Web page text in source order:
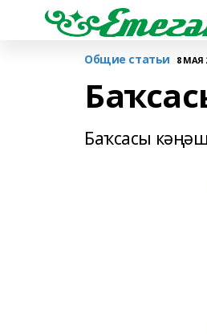
Общие статьи 8 МАЯ
Баҡсасы